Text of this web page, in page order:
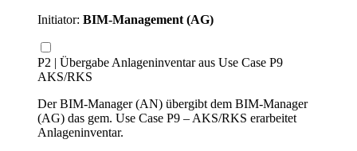
Initiator: BIM-Management (AG)
P2 | Übergabe Anlageninventar aus Use Case P9
AKS/RKS
Der BIM-Manager (AN) übergibt dem BIM-Manager
(AG) das gem. Use Case P9 – AKS/RKS erarbeitet
Anlageninventar.